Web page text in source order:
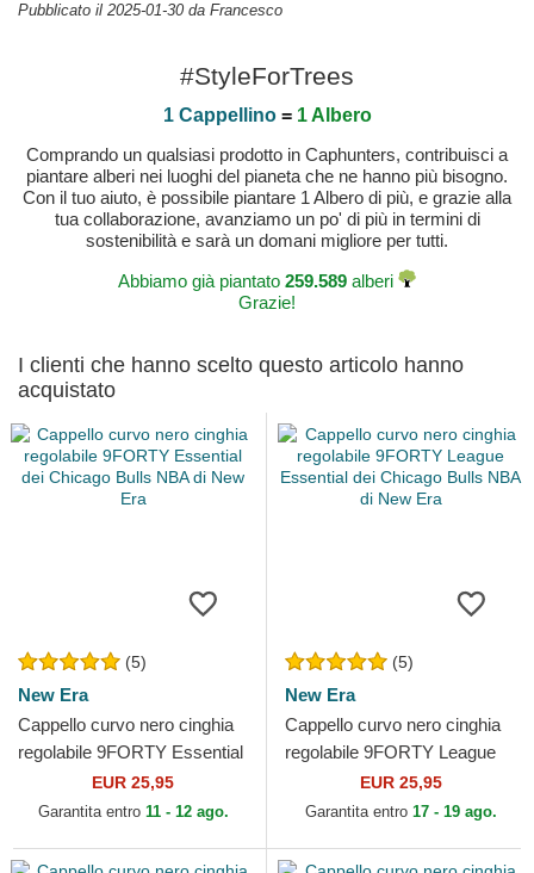
Pubblicato il 2025-01-30 da Francesco
#StyleForTrees
1 Cappellino= 1 Albero
Comprando un qualsiasi prodotto in Caphunters, contribuisci a
piantare alberi nei luoghi del pianeta che ne hanno più bisogno.
Con il tuo aiuto, è possibile piantare 1 Albero di più, e grazie alla
tua collaborazione, avanziamo un po' di più in termini di
sostenibilità e sarà un domani migliore per tutti.
Abbiamo già piantato 259.589 alberi
Grazie!
I clienti che hanno scelto questo articolo hanno
acquistato
(5)
New Era
Cappello curvo nero cinghia
regolabile 9FORTY Essential
dei Chicago Bulls NBA di
New Era
EUR 25,95
Garantita entro 11 - 12 ago.
(5)
New Era
Cappello curvo nero cinghia
regolabile 9FORTY League
Essential dei Chicago Bulls
NBA di New Era
EUR 25,95
Garantita entro 17 - 19 ago.